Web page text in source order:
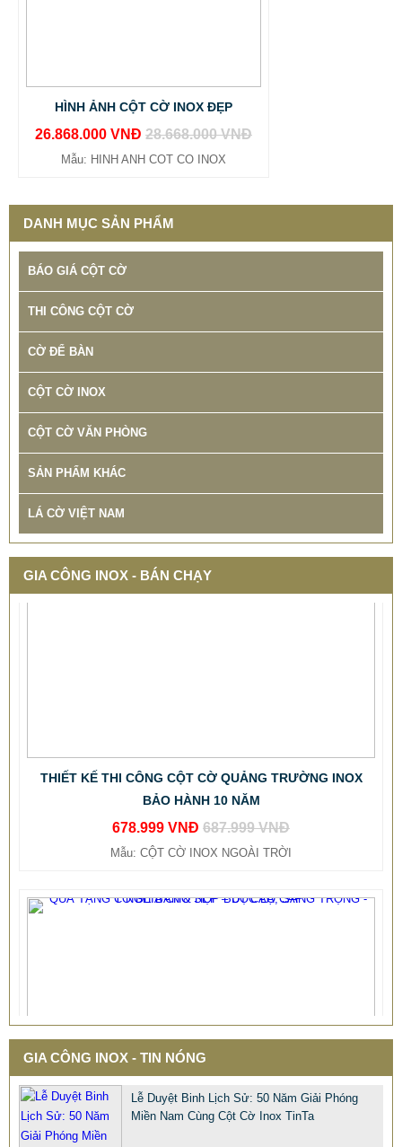
HÌNH ẢNH CỘT CỜ INOX ĐẸP
26.868.000 VNĐ 28.668.000 VNĐ
Mẫu: HINH ANH COT CO INOX
DANH MỤC SẢN PHẨM
BÁO GIÁ CỘT CỜ
THI CÔNG CỘT CỜ
CỜ ĐỂ BÀN
CỘT CỜ INOX
CỘT CỜ VĂN PHÒNG
SẢN PHẨM KHÁC
LÁ CỜ VIỆT NAM
GIA CÔNG INOX - BÁN CHẠY
BẢO HÀNH 10 NĂM
678.999 VNĐ 687.999 VNĐ
GIA CÔNG INOX - TIN NÓNG
Lễ Duyệt Binh Lịch Sử: 50 Năm Giải Phóng
Miền Nam Cùng Cột Cờ Inox TinTa